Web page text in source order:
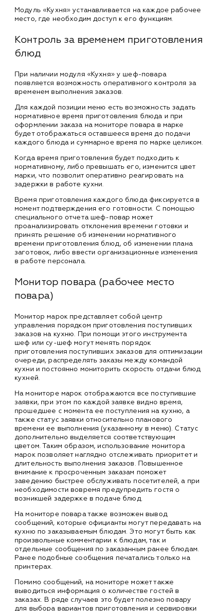
Модуль «Кухня» устанавливается на каждое рабочее
место, где необходим доступ к его функциям.
Контроль за временем приготовления
блюд
При наличии модуля «Кухня» у шеф-повара
появляется возможность оперативного контроля за
временем выполнения заказов.
Для каждой позиции меню есть возможность задать
нормативное время приготовления блюда и при
оформлении заказа на мониторе повара в марке
будет отображаться оставшееся время до подачи
каждого блюда и суммарное время по марке целиком.
Когда время приготовления будет подходить к
нормативному, либо превышать его, изменится цвет
марки, что позволит оперативно реагировать на
задержки в работе кухни.
Время приготовления каждого блюда фиксируется в
момент подтверждения его готовности. С помощью
специального отчета шеф-повар может
проанализировать отклонения времени готовки и
принять решение об изменении нормативного
времени приготовления блюд, об изменении плана
заготовок, либо ввести организационные изменения
в работе персонала.
Монитор повара (рабочее место
повара)
Монитор марок представляет собой центр
управления порядком приготовления поступивших
заказов на кухню. При помощи этого инструмента
шеф или су-шеф могут менять порядок
приготовления поступивших заказов для оптимизации
очереди, распределять заказы между командой
кухни и постоянно мониторить скорость отдачи блюд
кухней.
На мониторе марок отображаются все поступившие
заявки, при этом по каждой заявке видно время,
прошедшее с момента ее поступления на кухню, а
также статус заявки относительно планового
времени ее выполнения (указанному в меню). Статус
дополнительно выделяется соответствующим
цветом. Таким образом, использование монитора
марок позволяет наглядно отслеживать приоритет и
длительность выполнения заказов. Повышенное
внимание к просроченным заказам поможет
заведению быстрее обслуживать посетителей, а при
необходимости вовремя предупредить гостя о
возникшей задержке в подаче блюд.
На мониторе повара также возможен вывод
сообщений, которые официанты могут передавать на
кухню по заказываемым блюдам. Это могут быть как
произвольные комментарии к блюдам, так и
отдельные сообщения по заказанным ранее блюдам.
Ранее подобные сообщения печатались только на
принтерах.
Помимо сообщений, на мониторе может также
выводиться информация о количестве гостей в
заказах. В ряде случаев это будет полезно повару
для выбора вариантов приготовления и сервировки